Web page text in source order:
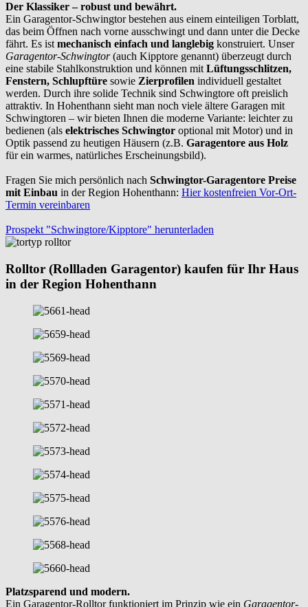
Der Klassiker – robust und bewährt.
Ein Garagentor-Schwingtor bestehen aus einem einteiligen Torblatt,
das beim Öffnen nach vorne ausschwingt und dann unter die Decke
fährt. Es istmechanisch einfach und langlebig konstruiert. Unser
Garagentor-Schwingtor(auch Kipptore genannt) überzeugt durch
eine stabile Stahlkonstruktion und können mitLüftungsschlitzen,
Fenstern, Schlupftüre sowie Zierprofilen individuell gestaltet
werden. Durch ihre solide Technik sind Schwingtore oft preislich
attraktiv. In Hohenthann sieht man noch viele ältere Garagen mit
Schwingtoren – wir bieten Ihnen die moderne Variante: leichter zu
bedienen (als elektrisches Schwingtor optional mit Motor) und in
Optik passend zu heutigen Häusern (z.B. Garagentore aus Holz
für ein warmes, natürliches Erscheinungsbild).
Fragen Sie mich persönlich nach Schwingtor-Garagentore Preise
mit Einbau in der Region Hohenthann: Hier kostenfreien Vor-Ort-
Termin vereinbaren
Prospekt "Schwingtore/Kipptore" herunterladen
Rolltor (Rollladen Garagentor) kaufen für Ihr Haus
in der Region Hohenthann
Platzsparend und modern.
Ein Garagentor-Rolltor funktioniert im Prinzip wie ein Garagentor-